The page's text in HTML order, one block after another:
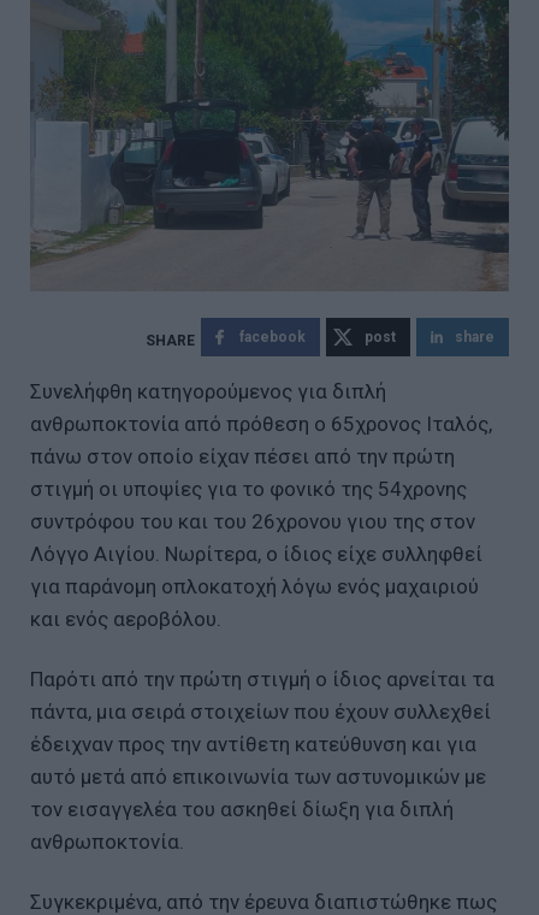
facebook post share
Συνελήφθη κατηγορούμενος για διπλή
ανθρωποκτονία από πρόθεση ο 65χρονος Ιταλός,
πάνω στον οποίο είχαν πέσει από την πρώτη
στιγμή οι υποψίες για το φονικό της 54χρονης
συντρόφου του και του 26χρονου γιου της στον
Λόγγο Αιγίου. Νωρίτερα, ο ίδιος είχε συλληφθεί
για παράνομη οπλοκατοχή λόγω ενός μαχαιριού
και ενός αεροβόλου.
Παρότι από την πρώτη στιγμή ο ίδιος αρνείται τα
πάντα, μια σειρά στοιχείων που έχουν συλλεχθεί
έδειχναν προς την αντίθετη κατεύθυνση και για
αυτό μετά από επικοινωνία των αστυνομικών με
τον εισαγγελέα του ασκηθεί δίωξη για διπλή
ανθρωποκτονία.
Συγκεκριμένα, από την έρευνα διαπιστώθηκε πως